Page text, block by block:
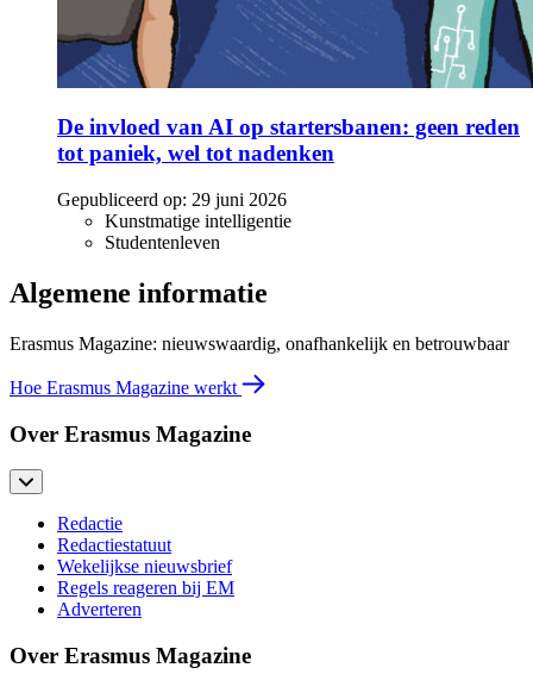
De invloed van AI op startersbanen: geen reden
tot paniek, wel tot nadenken
Gepubliceerd op: 29 juni 2026
Kunstmatige intelligentie
Studentenleven
Algemene informatie
Erasmus Magazine: nieuwswaardig, onafhankelijk en betrouwbaar
Hoe Erasmus Magazine werkt
Over Erasmus Magazine
Redactie
Redactiestatuut
Wekelijkse nieuwsbrief
Regels reageren bij EM
Adverteren
Over Erasmus Magazine